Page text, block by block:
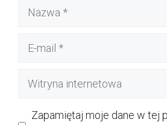
Nazwa
Witryna
Zapamiętaj moje dane w tej